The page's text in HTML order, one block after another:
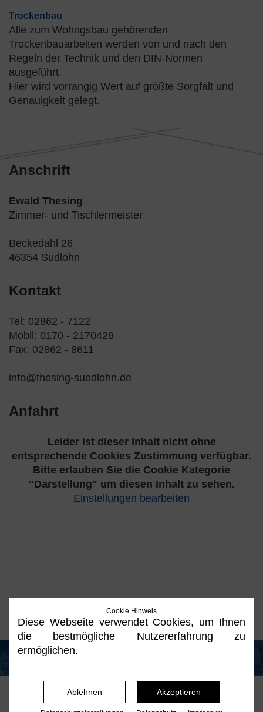
Trockenbau
Alle zum Wohngsbau gehörenden
Trockenbauarbeiten werden von und nach den
Regeln der Technik und den DIN-Normen
ausgeführt.
Hier wird vorrangig Wert auf größte Sorgfalt und
Genauigkeit gelegt.
Anschrift
Ewald Thesing
Zimmer- und Tischlermeister
Beckedahl 26
46354 Südlohn
Kontakt
Tel: 02862 - 7122
Mobil: 0170 - 2170428
Fax: 02862 - 8611
info@thesing-suedlohn.de
Anfahrt
Leider ist dieser Inhalt nicht ohne
entsprechende Cookies Zustimmung verfügbar.
Bitte erlauben Sie die Cookie Kategorie
"Darstellung" um diesen Inhalt zu sehen.
Einstellungen bearbeiten
Copyright © 2016. Ewald Thesing. Zimmer- und Tischlermeister
Cookie Hinweis
Diese Webseite verwendet Cookies, um Ihnen
die bestmögliche Nutzererfahrung zu
ermöglichen.
Ablehnen Akzeptieren